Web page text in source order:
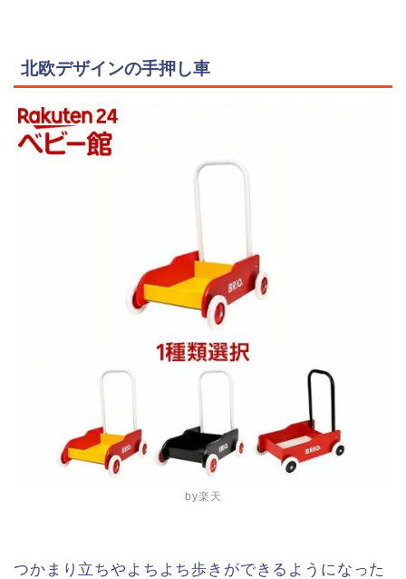
北欧デザインの手押し車
by楽天
つかまり立ちやよちよち歩きができるようになった